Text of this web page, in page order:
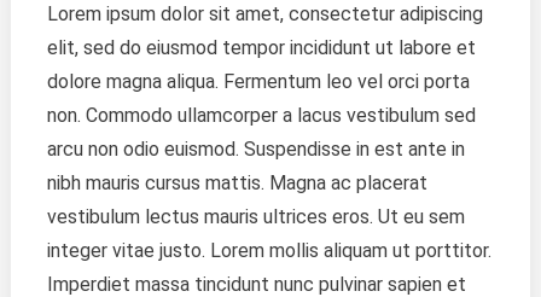
Lorem ipsum dolor sit amet, consectetur adipiscing
elit, sed do eiusmod tempor incididunt ut labore et
dolore magna aliqua. Fermentum leo vel orci porta
non. Commodo ullamcorper a lacus vestibulum sed
arcu non odio euismod. Suspendisse in est ante in
nibh mauris cursus mattis. Magna ac placerat
vestibulum lectus mauris ultrices eros. Ut eu sem
integer vitae justo. Lorem mollis aliquam ut porttitor.
Imperdiet massa tincidunt nunc pulvinar sapien et